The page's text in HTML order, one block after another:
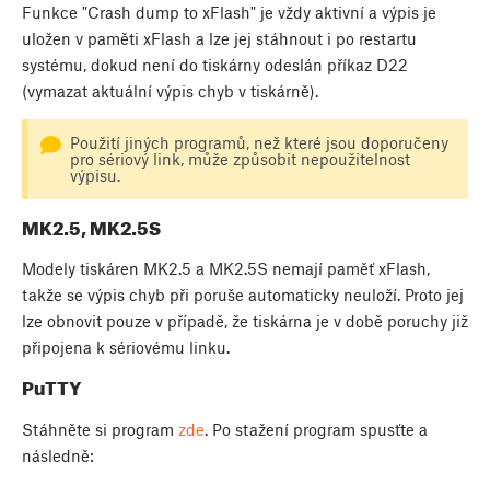
Funkce "Crash dump to xFlash" je vždy aktivní a výpis je
uložen v paměti xFlash a lze jej stáhnout i po restartu
systému, dokud není do tiskárny odeslán příkaz D22
(vymazat aktuální výpis chyb v tiskárně).
Použití jiných programů, než které jsou doporučeny
pro sériový link, může způsobit nepoužitelnost
výpisu.
MK2.5, MK2.5S
Modely tiskáren MK2.5 a MK2.5S nemají paměť xFlash,
takže se výpis chyb při poruše automaticky neuloží. Proto jej
lze obnovit pouze v případě, že tiskárna je v době poruchy již
připojena k sériovému linku.
PuTTY
Stáhněte si program zde. Po stažení program spusťte a
následně: